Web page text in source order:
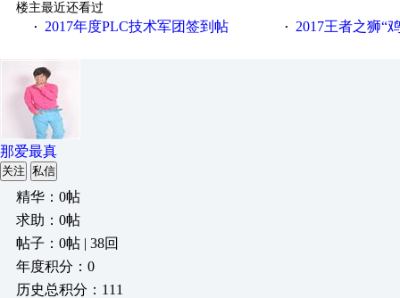
楼主最近还看过
·
2017年度PLC技术军团签到帖 · 2017王者之狮“鸡”情签到
那爱最真
关注 私信
精华：0帖
求助：0帖
帖子：0帖 | 38回
年度积分：0
历史总积分：111